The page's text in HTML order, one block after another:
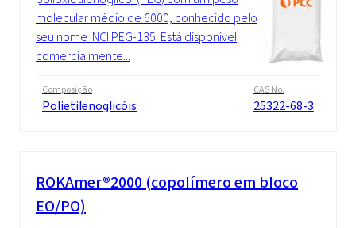
molecular médio de 6000, conhecido pelo
seu nome INCI PEG-135. Está disponível
comercialmente...
Composição
Polietilenoglicóis
CAS No.
25322-68-3
ROKAmer®2000 (copolímero em bloco
EO/PO)